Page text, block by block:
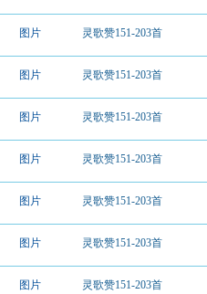
图片 灵歌赞151-203首
图片 灵歌赞151-203首
图片 灵歌赞151-203首
图片 灵歌赞151-203首
图片 灵歌赞151-203首
图片 灵歌赞151-203首
图片 灵歌赞151-203首